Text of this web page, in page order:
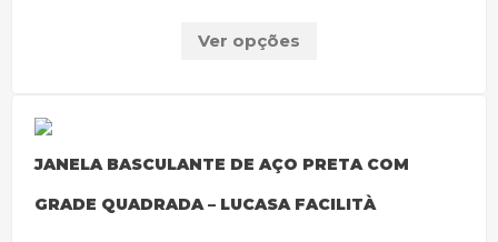
Ver opções
JANELA BASCULANTE DE AÇO PRETA COM
GRADE QUADRADA – LUCASA FACILITÀ